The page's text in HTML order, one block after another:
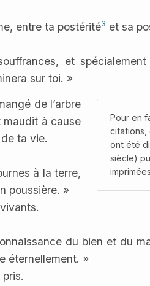
entre ta postérité3 et sa
et
sur toi. »
Pour en
citations,
ont été
siècle)
de l’arbre
maudit à cause
ta vie.
à la terre,
poussière. »
du bien et du
éternellement. »